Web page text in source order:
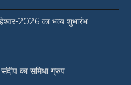
2026 का भव्य शुभारंभ
का समिधा ग्रुप